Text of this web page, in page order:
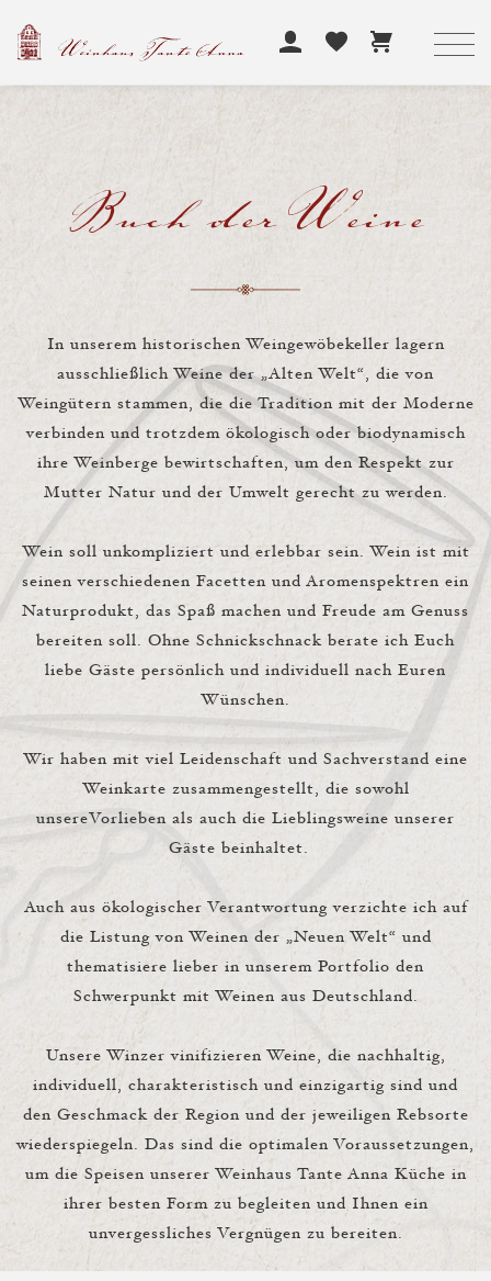
Buch der Weine
In unserem historischen Weingewöbekeller lagern
ausschließlich Weine der „Alten Welt“, die von
Weingütern stammen, die die Tradition mit der Moderne
verbinden und trotzdem ökologisch oder biodynamisch
ihre Weinberge bewirtschaften, um den Respekt zur
Mutter Natur und der Umwelt gerecht zu werden.
Wein soll unkompliziert und erlebbar sein. Wein ist mit
seinen verschiedenen Facetten und Aromenspektren ein
Naturprodukt, das Spaß machen und Freude am Genuss
bereiten soll. Ohne Schnickschnack berate ich Euch
liebe Gäste persönlich und individuell nach Euren
Wünschen.
Wir haben mit viel Leidenschaft und Sachverstand eine
Weinkarte zusammengestellt, die sowohl
unsereVorlieben als auch die Lieblingsweine unserer
Gäste beinhaltet.
Auch aus ökologischer Verantwortung verzichte ich auf
die Listung von Weinen der „Neuen Welt“ und
thematisiere lieber in unserem Portfolio den
Schwerpunkt mit Weinen aus Deutschland.
Unsere Winzer vinifizieren Weine, die nachhaltig,
individuell, charakteristisch und einzigartig sind und
den Geschmack der Region und der jeweiligen Rebsorte
wiederspiegeln. Das sind die optimalen Voraussetzungen,
um die Speisen unserer Weinhaus Tante Anna Küche in
ihrer besten Form zu begleiten und Ihnen ein
unvergessliches Vergnügen zu bereiten.